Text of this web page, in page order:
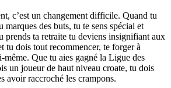
c’est un changement difficile. Quand tu
marques des buts, tu te sens spécial et
prends ta retraite tu deviens insignifiant aux
tu dois tout recommencer, te forger à
Que tu aies gagné la Ligue des
un joueur de haut niveau croate, tu dois
avoir raccroché les crampons.